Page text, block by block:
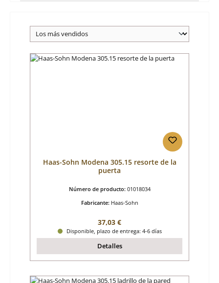
Haas-Sohn Modena 305.15 resorte de la
puerta
Número de producto: 01018034
Fabricante: Haas-Sohn
Precio normal:
37,03 €
Disponible, plazo de entrega: 4-6 días
Detalles